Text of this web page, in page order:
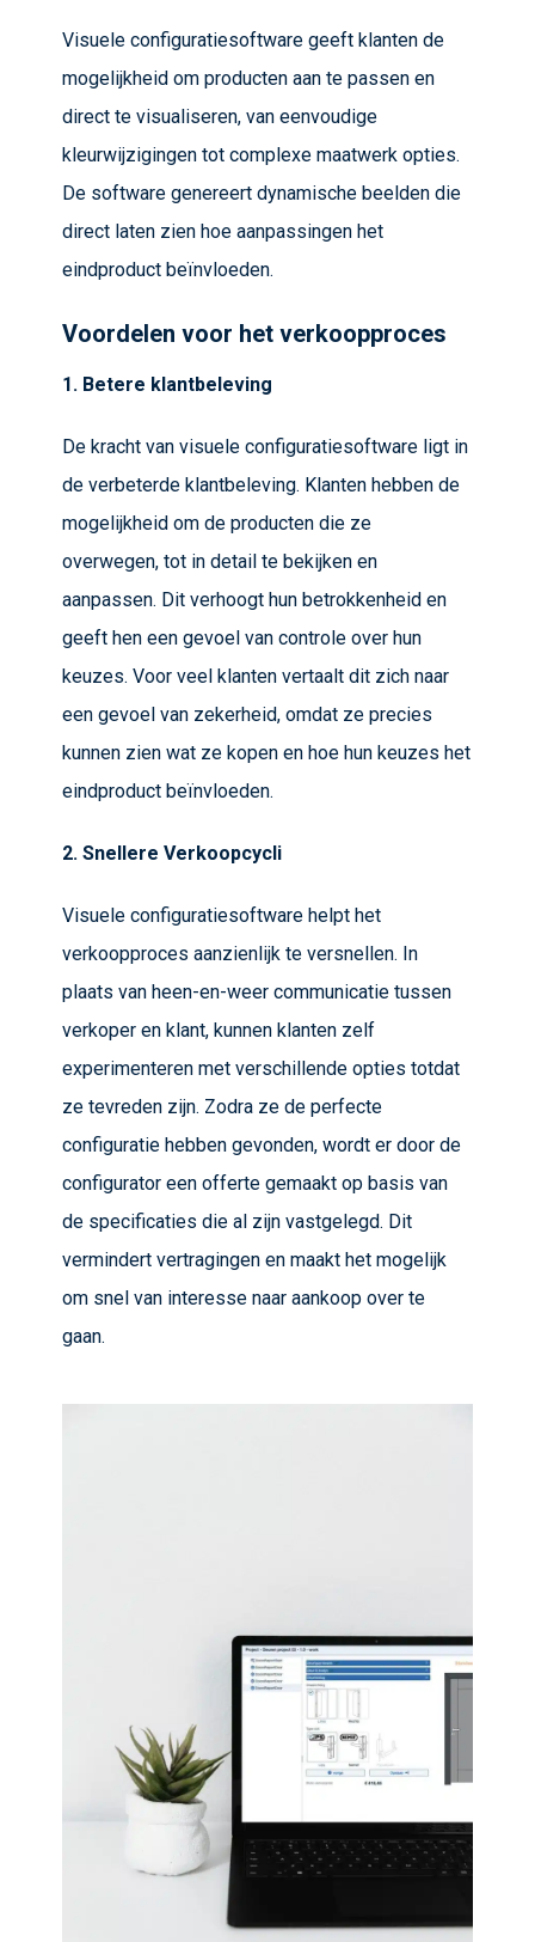
Visuele configuratiesoftware geeft klanten de
mogelijkheid om producten aan te passen en
direct te visualiseren, van eenvoudige
kleurwijzigingen tot complexe maatwerk opties.
De software genereert dynamische beelden die
direct laten zien hoe aanpassingen het
eindproduct beïnvloeden.
Voordelen voor het verkoopproces
1. Betere klantbeleving
De kracht van visuele configuratiesoftware ligt in
de verbeterde klantbeleving. Klanten hebben de
mogelijkheid om de producten die ze
overwegen, tot in detail te bekijken en
aanpassen. Dit verhoogt hun betrokkenheid en
geeft hen een gevoel van controle over hun
keuzes. Voor veel klanten vertaalt dit zich naar
een gevoel van zekerheid, omdat ze precies
kunnen zien wat ze kopen en hoe hun keuzes het
eindproduct beïnvloeden.
2. Snellere Verkoopcycli
Visuele configuratiesoftware helpt het
verkoopproces aanzienlijk te versnellen. In
plaats van heen-en-weer communicatie tussen
verkoper en klant, kunnen klanten zelf
experimenteren met verschillende opties totdat
ze tevreden zijn. Zodra ze de perfecte
configuratie hebben gevonden, wordt er door de
configurator een offerte gemaakt op basis van
de specificaties die al zijn vastgelegd. Dit
vermindert vertragingen en maakt het mogelijk
om snel van interesse naar aankoop over te
gaan.